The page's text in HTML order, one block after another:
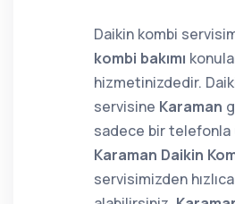
Daikin kombi
kombi bakımı
hizmetinizdedir.
servisine Karaman
sadece bir telefonla
Karaman Daikin
servisimizden